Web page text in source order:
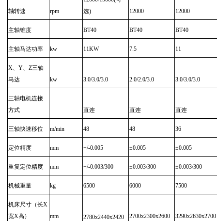
轴转速 rpm
选)
12000 12000
主轴锥度 BT40 BT40 BT40
主轴马达功率 kw 11KW 7.5 11
X、Y、Z三轴
马达
kw 3.0/3.0/3.0 2.0/2.0/3.0 3.0/3.0/3.0
三轴电机连接
方式
直连 直连 直连
三轴快速移位 m/min 48 48 36
定位精度 mm +/-0.005 ±0.005 ±0.005
重复定位精度 mm +/-0.003/300 ±0.003/300 ±0.003/300
机械重量 kg 6500 6000 7500
机床尺寸（长X
宽X高）
mm 2780x2440x2420 2700x2300x2600 3290x2630x2700